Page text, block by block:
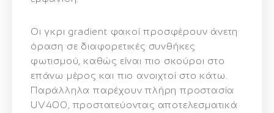
Οι γκρι gradient φακοί προσφέρουν άνετη
όραση σε διαφορετικές συνθήκες
φωτισμού, καθώς είναι πιο σκούροι στο
επάνω μέρος και πιο ανοιχτοί στο κάτω.
Παράλληλα παρέχουνπλήρη προστασία
UV400, προστατεύοντας αποτελεσματικά